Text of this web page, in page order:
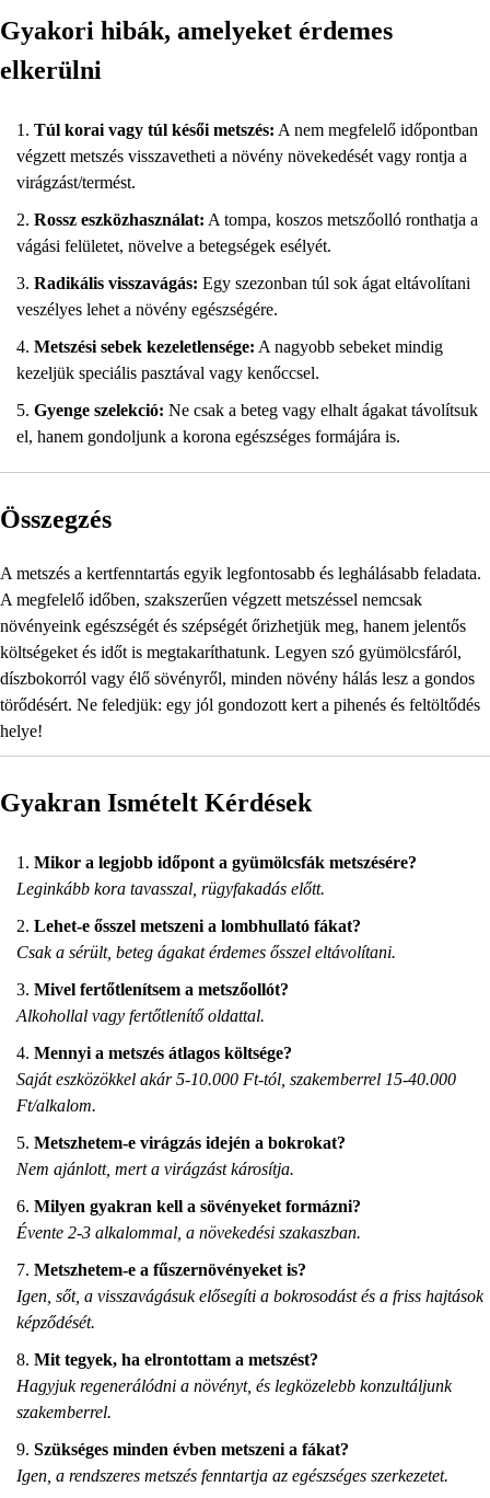
Gyakori hibák, amelyeket érdemes
elkerülni
Túl korai vagy túl késői metszés: A nem megfelelő időpontban
végzett metszés visszavetheti a növény növekedését vagy rontja a
virágzást/termést.
Rossz eszközhasználat: A tompa, koszos metszőolló ronthatja a
vágási felületet, növelve a betegségek esélyét.
Radikális visszavágás: Egy szezonban túl sok ágat eltávolítani
veszélyes lehet a növény egészségére.
Metszési sebek kezeletlensége: A nagyobb sebeket mindig
kezeljük speciális pasztával vagy kenőccsel.
Gyenge szelekció: Ne csak a beteg vagy elhalt ágakat távolítsuk
el, hanem gondoljunk a korona egészséges formájára is.
Összegzés
A metszés a kertfenntartás egyik legfontosabb és leghálásabb feladata.
A megfelelő időben, szakszerűen végzett metszéssel nemcsak
növényeink egészségét és szépségét őrizhetjük meg, hanem jelentős
költségeket és időt is megtakaríthatunk. Legyen szó gyümölcsfáról,
díszbokorról vagy élő sövényről, minden növény hálás lesz a gondos
törődésért. Ne feledjük: egy jól gondozott kert a pihenés és feltöltődés
helye!
Gyakran Ismételt Kérdések
Mikor a legjobb időpont a gyümölcsfák metszésére?
Leginkább kora tavasszal, rügyfakadás előtt.
Lehet-e ősszel metszeni a lombhullató fákat?
Csak a sérült, beteg ágakat érdemes ősszel eltávolítani.
Mivel fertőtlenítsem a metszőollót?
Alkohollal vagy fertőtlenítő oldattal.
Mennyi a metszés átlagos költsége?
Saját eszközökkel akár 5-10.000 Ft-tól, szakemberrel 15-40.000
Ft/alkalom.
Metszhetem-e virágzás idején a bokrokat?
Nem ajánlott, mert a virágzást károsítja.
Milyen gyakran kell a sövényeket formázni?
Évente 2-3 alkalommal, a növekedési szakaszban.
Metszhetem-e a fűszernövényeket is?
Igen, sőt, a visszavágásuk elősegíti a bokrosodást és a friss hajtások
képződését.
Mit tegyek, ha elrontottam a metszést?
Hagyjuk regenerálódni a növényt, és legközelebb konzultáljunk
szakemberrel.
Szükséges minden évben metszeni a fákat?
Igen, a rendszeres metszés fenntartja az egészséges szerkezetet.